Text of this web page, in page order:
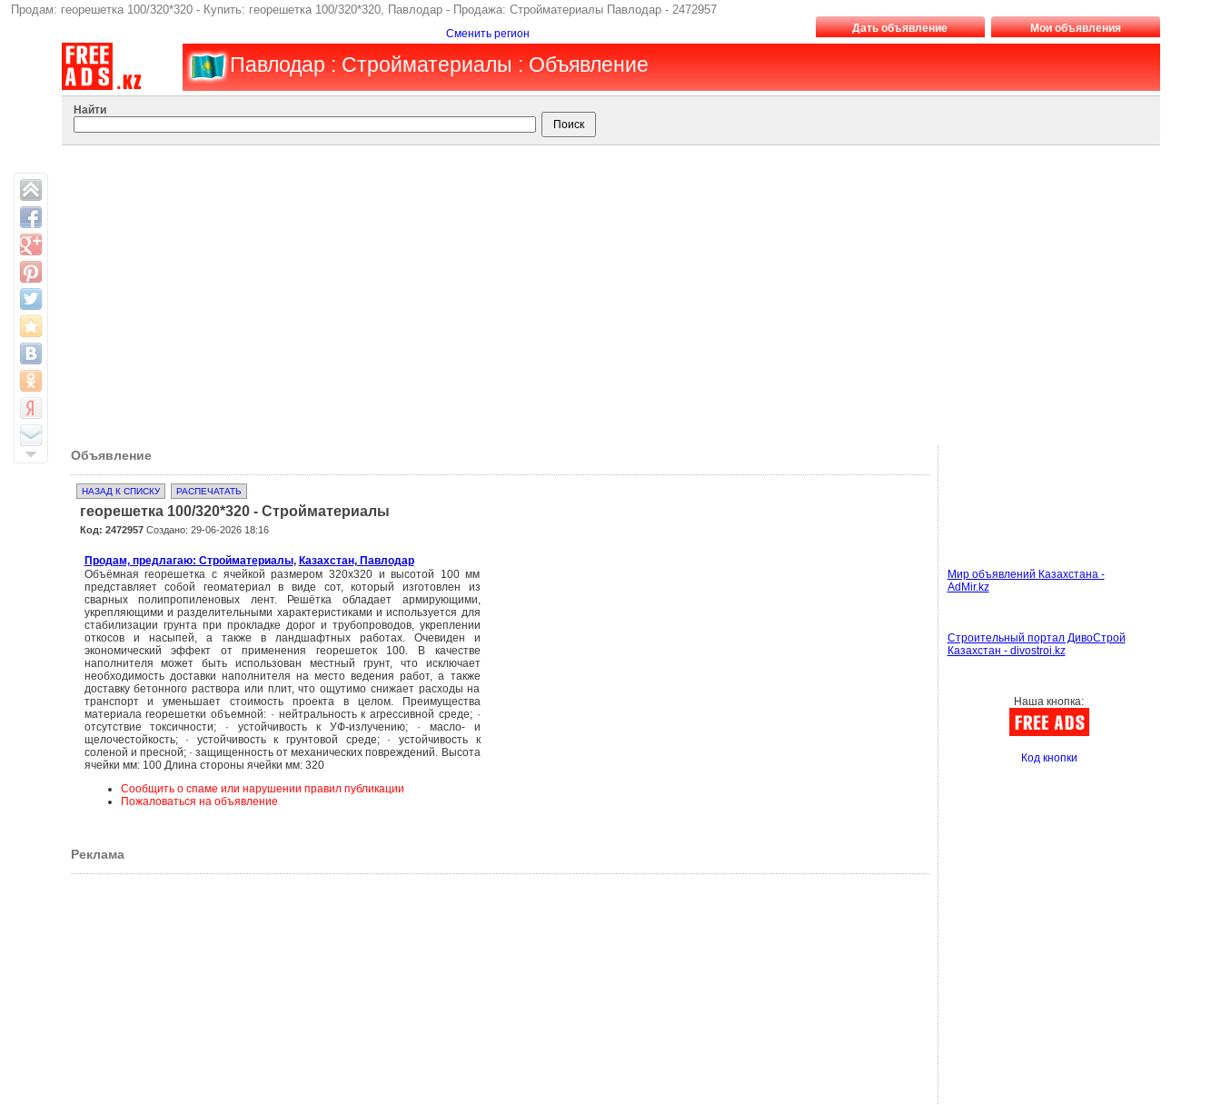
Продам: георешетка 100/320*320 - Купить: георешетка 100/320*320, Павлодар - Продажа: Стройматериалы Павлодар - 2472957
Сменить регион Дать объявление Мои объявления
Павлодар : Стройматериалы : Объявление
Найти
Объявление
НАЗАД К СПИСКУ РАСПЕЧАТАТЬ
георешетка 100/320*320 - Стройматериалы
Код: 2472957Создано: 29-06-2026 18:16
Продам, предлагаю: Стройматериалы, Казахстан, Павлодар
Объёмная георешетка с ячейкой размером 320x320 и высотой 100 мм
представляет собой геоматериал в виде сот, который изготовлен из
сварных полипропиленовых лент. Решётка обладает армирующими,
укрепляющими и разделительными характеристиками и используется для
стабилизации грунта при прокладке дорог и трубопроводов, укреплении
откосов и насыпей, а также в ландшафтных работах. Очевиден и
экономический эффект от применения георешеток 100. В качестве
наполнителя может быть использован местный грунт, что исключает
необходимость доставки наполнителя на место ведения работ, а также
доставку бетонного раствора или плит, что ощутимо снижает расходы на
транспорт и уменьшает стоимость проекта в целом. Преимущества
материала георешетки объемной: · нейтральность к агрессивной среде; ·
отсутствие токсичности; · устойчивость к УФ-излучению; · масло- и
щелочестойкость; · устойчивость к грунтовой среде; · устойчивость к
соленой и пресной; · защищенность от механических повреждений. Высота
ячейки мм: 100 Длина стороны ячейки мм: 320
Сообщить о спаме или нарушении правил публикации
Пожаловаться на объявление
Реклама
Мир объявлений Казахстана -
AdMir.kz
Строительный портал ДивоСтрой
Казахстан - divostroi.kz
Наша кнопка:
Код кнопки